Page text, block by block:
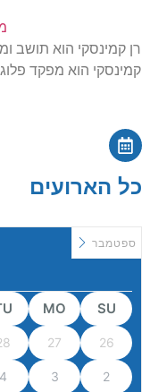
רן קמינסקי הוא תושב
קמינסקי הוא מפקד
כל הארועים
ספטמבר
SU
MO
26
27
2
3
4